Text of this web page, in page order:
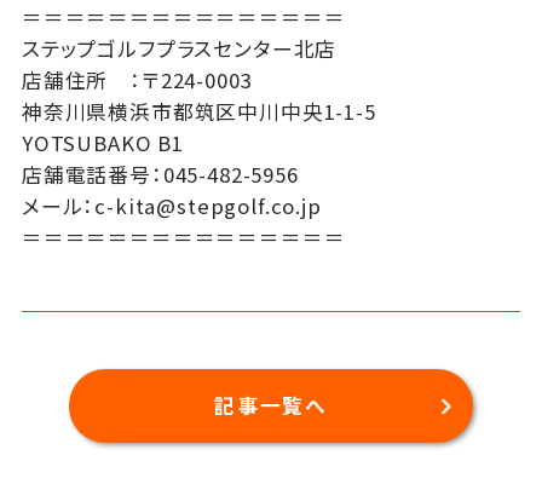
＝＝＝＝＝＝＝＝＝＝＝＝＝＝＝
ステップゴルフプラスセンター北店
店舗住所 ：〒224-0003
神奈川県横浜市都筑区中川中央1-1-5
YOTSUBAKO B1
店舗電話番号：045-482-5956
メール：c-kita@stepgolf.co.jp
＝＝＝＝＝＝＝＝＝＝＝＝＝＝＝
記事一覧へ